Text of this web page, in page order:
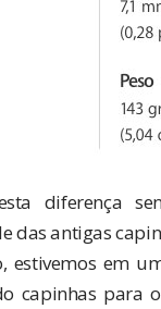
diferença
das antigas
estivemos em
capinhas para